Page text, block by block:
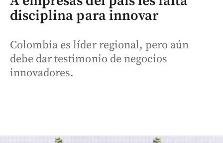
disciplina para innovar
Colombia es líder regional, pero aún
debe dar testimonio de negocios
innovadores.